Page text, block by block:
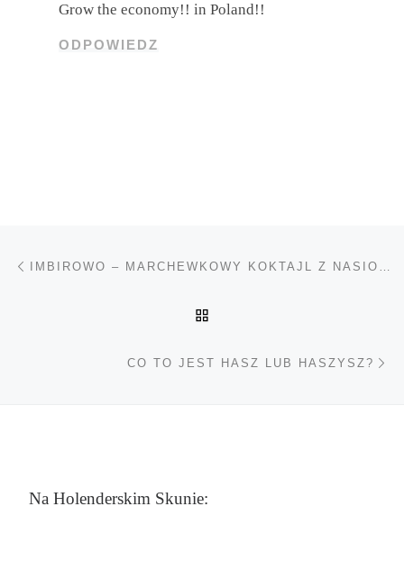
Grow the economy!! in Poland!!
ODPOWIEDZ
Nawigacja wpisu
CO TO JEST HASZ LUB HASZYSZ?
Na Holenderskim Skunie: